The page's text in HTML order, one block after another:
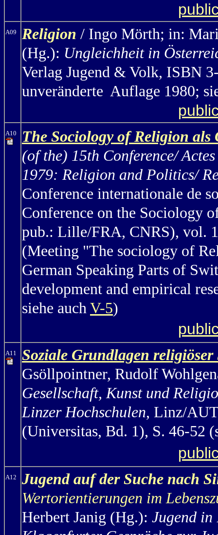
A09 Religion / Ingo Mörth; in:
(Hg.): Ungleichheit in
Verlag Jugend & Volk, ISBN
unveränderte Auflage 1980;
A10
The Sociology of Religion
(of the) 15th Conference/
1979: Religion and Politics/
Conference internationale de
Conference on the Sociology
pub.: Lille/FRA, CNRS), vol.
(Meeting "The sociology of
German Speaking Parts of
development and empirical
siehe auch V-5)
A11
Soziale Grundlagen religiöser
Gsöllpointner, Rudolf
Gesellschaft, Kunst und
Linzer Hochschulen, Linz/
(Universitas, Bd. 1), S. 46-52
A12
Jugend auf der Suche nach
Wertorientierungen im
Herbert Janig (Hg.): Jugend